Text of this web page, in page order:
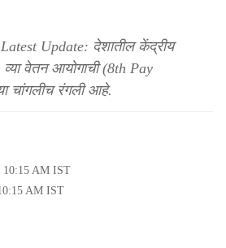
Update: देशातील केंद्रीय
व्या वेतन आयोगाची (8th Pay
चांगलीच रंगली आहे.
10:15 AM IST
AM IST